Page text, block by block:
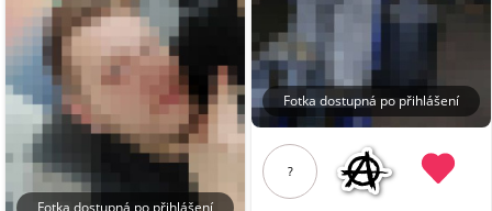
Fotka dostupná po přihlášení
?